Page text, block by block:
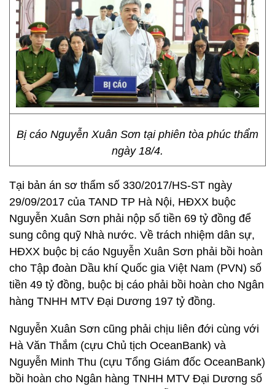
Bị cáo Nguyễn Xuân Sơn tại phiên tòa phúc thẩm
ngày 18/4.
Tại bản án sơ thẩm số 330/2017/HS-ST ngày
29/09/2017 của TAND TP Hà Nội, HĐXX buộc
Nguyễn Xuân Sơn phải nộp số tiền 69 tỷ đồng để
sung công quỹ Nhà nước. Về trách nhiệm dân sự,
HĐXX buộc bị cáo Nguyễn Xuân Sơn phải bồi hoàn
cho Tập đoàn Dầu khí Quốc gia Việt Nam (PVN) số
tiền 49 tỷ đồng, buộc bị cáo phải bồi hoàn cho Ngân
hàng TNHH MTV Đại Dương 197 tỷ đồng.
Nguyễn Xuân Sơn cũng phải chịu liên đới cùng với
Hà Văn Thắm (cựu Chủ tịch OceanBank) và
Nguyễn Minh Thu (cựu Tổng Giám đốc OceanBank)
bồi hoàn cho Ngân hàng TNHH MTV Đại Dương số